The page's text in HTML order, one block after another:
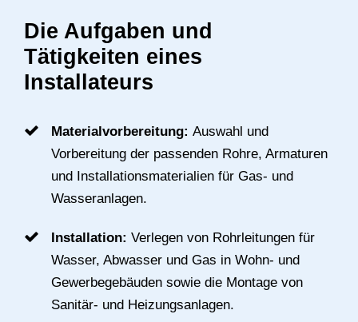
Die Aufgaben und
Tätigkeiten eines
Installateurs
Materialvorbereitung: Auswahl und
Vorbereitung der passenden Rohre, Armaturen
und Installationsmaterialien für Gas- und
Wasseranlagen.
Installation: Verlegen von Rohrleitungen für
Wasser, Abwasser und Gas in Wohn- und
Gewerbegebäuden sowie die Montage von
Sanitär- und Heizungsanlagen.